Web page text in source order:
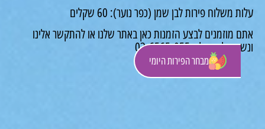
מבחר הפירות היומי
משלוח פירות לבן שמן (כפר נוער): 60 שקלים
מוזמנים לבצע הזמנות כאן באתר שלנו או להתקשר אלינו
לך: 03-6565-055